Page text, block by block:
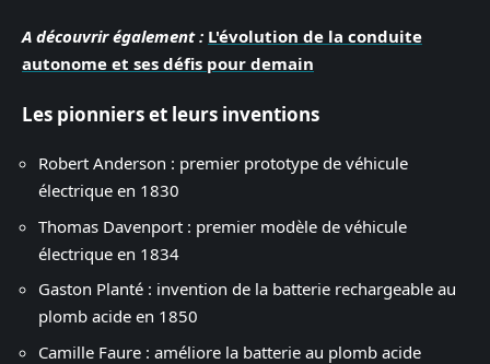
A découvrir également : L'évolution de la conduite
autonome et ses défis pour demain
Les pionniers et leurs inventions
Robert Anderson : premier prototype de véhicule
électrique en 1830
Thomas Davenport : premier modèle de véhicule
électrique en 1834
Gaston Planté : invention de la batterie rechargeable au
plomb acide en 1850
Camille Faure : améliore la batterie au plomb acide